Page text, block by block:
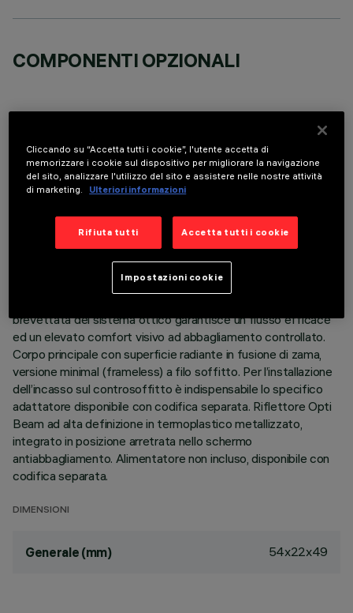
COMPONENTI OPZIONALI
DATI TECNICI
ULTIMO AGGIORNAMENTO: 05/08/2026
Apparecchio miniaturizzato lineare ad incasso a 3 elementi
ottici per sorgenti LED - ottica fissa. Nonostante le
brevettata del sistema ottico garantisce un flusso efficace
ed un elevato comfort visivo ad abbagliamento controllato.
Corpo principale con superficie radiante in fusione di zama,
versione minimal (frameless) a filo soffitto. Per l’installazione
dell’incasso sul controsoffitto è indispensabile lo specifico
adattatore disponibile con codifica separata. Riflettore Opti
Beam ad alta definizione in termoplastico metallizzato,
integrato in posizione arretrata nello schermo
antiabbagliamento. Alimentatore non incluso, disponibile con
codifica separata.
DIMENSIONI
Generale (mm) 54x22x49
Cliccando su “Accetta tutti i cookie”, l'utente accetta di
memorizzare i cookie sul dispositivo per migliorare la navigazione
del sito, analizzare l'utilizzo del sito e assistere nelle nostre attività
di marketing.
Ulteriori informazioni
Rifiuta tutti Accetta tutti i cookie
Impostazioni cookie